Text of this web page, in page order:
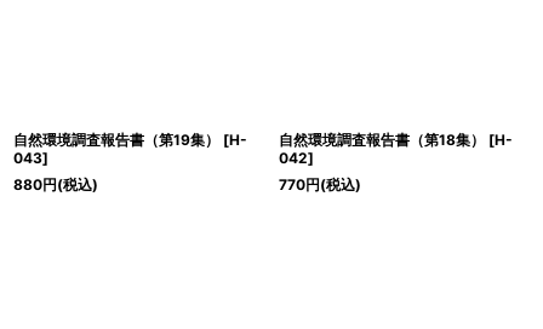
自然環境調査報告書（第19集） [H-
043]
880円(税込)
自然環境調査報告書（第18集） [H-
042]
770円(税込)